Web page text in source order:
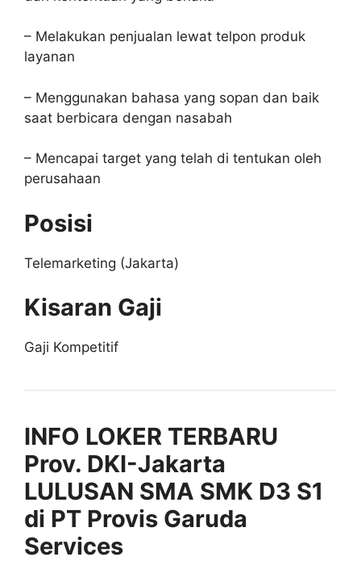
– Melakukan penjualan lewat telpon produk
layanan
– Menggunakan bahasa yang sopan dan baik
saat berbicara dengan nasabah
– Mencapai target yang telah di tentukan oleh
perusahaan
Posisi
Telemarketing (Jakarta)
Kisaran Gaji
Gaji Kompetitif
INFO LOKER TERBARU
Prov. DKI-Jakarta
LULUSAN SMA SMK D3 S1
di PT Provis Garuda
Services